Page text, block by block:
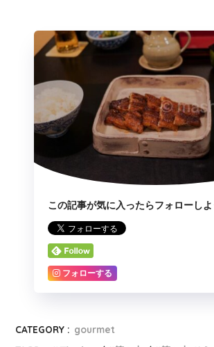
この記事が気に入ったらフォローしよ
フォローする
CATEGORY : gourmet